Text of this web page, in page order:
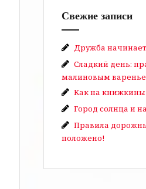
Свежие записи
Дружба
Сладкий день:
малиновым
Как на
Город солнца и
Правила
положено!